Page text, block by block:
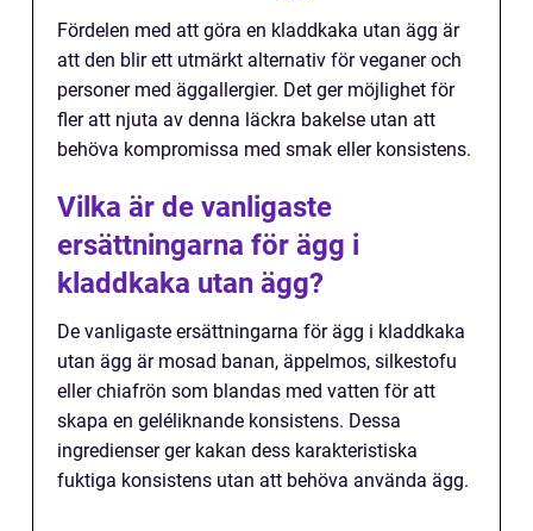
Fördelen med att göra en kladdkaka utan ägg är
att den blir ett utmärkt alternativ för veganer och
personer med äggallergier. Det ger möjlighet för
fler att njuta av denna läckra bakelse utan att
behöva kompromissa med smak eller konsistens.
Vilka är de vanligaste
ersättningarna för ägg i
kladdkaka utan ägg?
De vanligaste ersättningarna för ägg i kladdkaka
utan ägg är mosad banan, äppelmos, silkestofu
eller chiafrön som blandas med vatten för att
skapa en geléliknande konsistens. Dessa
ingredienser ger kakan dess karakteristiska
fuktiga konsistens utan att behöva använda ägg.